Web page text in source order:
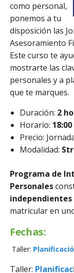
como personal,
ponemos a tu
disposición las
Asesoramiento
Este curso te
mostrarte las
personales y a
que te marques.
Duración: 2
Horario:
Precio:
Modalidad:
Programa de
Personales
independientes
matricular en
Fechas:
Taller:
Taller: